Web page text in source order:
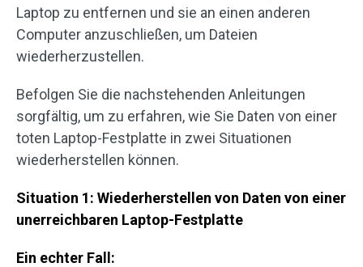
Laptop zu entfernen und sie an einen anderen
Computer anzuschließen, um Dateien
wiederherzustellen.
Befolgen Sie die nachstehenden Anleitungen
sorgfältig, um zu erfahren, wie Sie Daten von einer
toten Laptop-Festplatte in zwei Situationen
wiederherstellen können.
Situation 1: Wiederherstellen von Daten von einer
unerreichbaren Laptop-Festplatte
Ein echter Fall: